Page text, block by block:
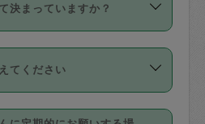
場合は、延長機能をご
能をご利用いただくに
ことが必要です。な
っても、値引き等はござ
決まっていますか？
の中からタスカジさん自
設定しています。
格設定には最初は制限
件数、レビューの平均
てください
レジットカード（Visa／